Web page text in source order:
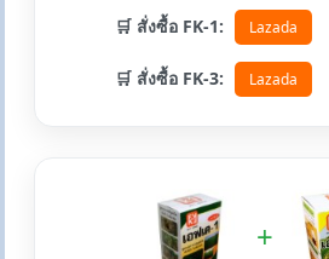
🛒 สั่งซื้อ FK-1: Lazada
🛒 สั่งซื้อ FK-3: Lazada
+